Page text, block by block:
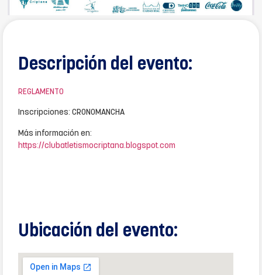
Descripción del evento:
REGLAMENTO
Inscripciones: CRONOMANCHA
Más información en:
https://clubatletismocriptana.blogspot.com
Ubicación del evento: